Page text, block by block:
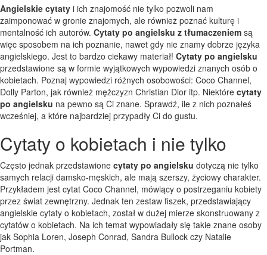
Angielskie cytaty i ich znajomość nie tylko pozwoli nam
zaimponować w gronie znajomych, ale również poznać kulturę i
mentalność ich autorów. Cytaty po angielsku z tłumaczeniem są
więc sposobem na ich poznanie, nawet gdy nie znamy dobrze języka
angielskiego. Jest to bardzo ciekawy materiał! Cytaty po angielsku
przedstawione są w formie wyjątkowych wypowiedzi znanych osób o
kobietach. Poznaj wypowiedzi różnych osobowości: Coco Channel,
Dolly Parton, jak również mężczyzn Christian Dior itp. Niektóre cytaty
po angielsku na pewno są Ci znane. Sprawdź, ile z nich poznałeś
wcześniej, a które najbardziej przypadły Ci do gustu.
Cytaty o kobietach i nie tylko
Często jednak przedstawione cytaty po angielsku dotyczą nie tylko
samych relacji damsko-męskich, ale mają szerszy, życiowy charakter.
Przykładem jest cytat Coco Channel, mówiący o postrzeganiu kobiety
przez świat zewnętrzny. Jednak ten zestaw fiszek, przedstawiający
angielskie cytaty o kobietach, został w dużej mierze skonstruowany z
cytatów o kobietach. Na ich temat wypowiadały się takie znane osoby
jak Sophia Loren, Joseph Conrad, Sandra Bullock czy Natalie
Portman.